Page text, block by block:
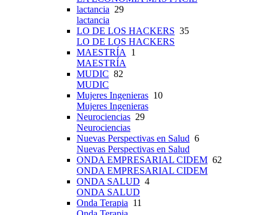
lactancia 29
lactancia
LO DE LOS HACKERS 35
LO DE LOS HACKERS
MAESTRÍA
1
MAESTRÍA
MUDIC 82
MUDIC
Mujeres Ingenieras 10
Mujeres Ingenieras
Neurociencias 29
Neurociencias
Nuevas Perspectivas en Salud 6
Nuevas Perspectivas en Salud
ONDA EMPRESARIAL CIDEM 62
ONDA EMPRESARIAL CIDEM
ONDA SALUD 4
ONDA SALUD
Onda Terapia 11